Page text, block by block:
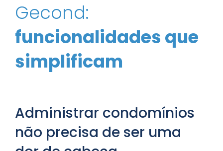
Gecond:
funcionalidades que
simplificam
Administrar condomínios
não precisa de ser uma